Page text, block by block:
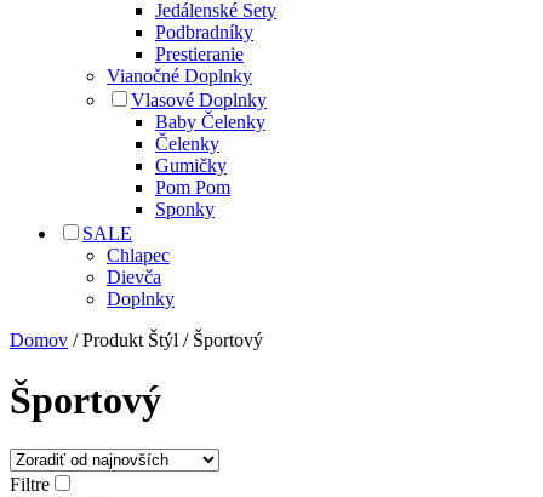
Jedálenské Sety
Podbradníky
Prestieranie
Vianočné Doplnky
Vlasové Doplnky
Baby Čelenky
Čelenky
Gumičky
Pom Pom
Sponky
SALE
Chlapec
Dievča
Doplnky
Domov / Produkt Štýl / Športový
Športový
Filtre